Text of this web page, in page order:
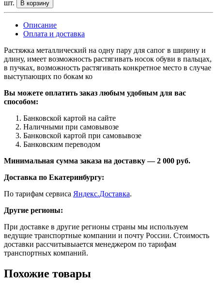
шт. В корзину
Описание
Оплата и доставка
Растяжка металлический на одну пару для сапог в ширину и
длину, имеет возможность растягивать носок обуви в пальцах,
в пучках, возможность растягивать конкретное место в случае
выступающих по бокам ко
Вы можете оплатить заказ любым удобным для вас
способом:
Банковской картой на сайте
Наличными при самовывозе
Банковской картой при самовывозе
Банковским переводом
Минимальная сумма заказа на доставку — 2 000 руб.
Доставка по Екатеринбургу:
По тарифам сервиса Яндекс.Доставка.
Другие регионы:
При доставке в другие регионы страны мы используем
ведущие транспортные компании и почту России. Стоимость
доставки рассчитывыается менеджером по тарифам
транспортных компаний.
Похожие товары